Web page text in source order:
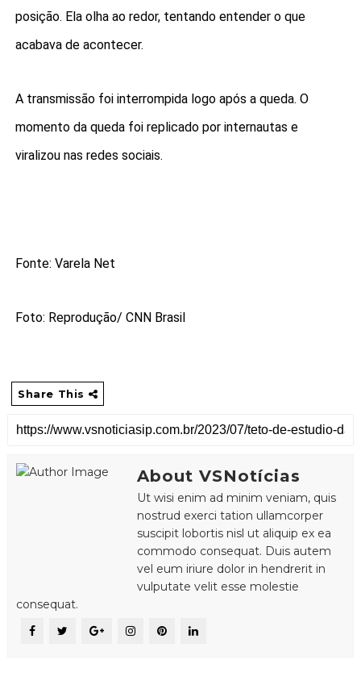
posição. Ela olha ao redor, tentando entender o que
acabava de acontecer.
A transmissão foi interrompida logo após a queda. O
momento da queda foi replicado por internautas e
viralizou nas redes sociais.
Fonte: Varela Net
Foto: Reprodução/ CNN Brasil
Share This
About VSNotícias
Ut wisi enim ad minim veniam, quis
nostrud exerci tation ullamcorper
suscipit lobortis nisl ut aliquip ex ea
commodo consequat. Duis autem
vel eum iriure dolor in hendrerit in
vulputate velit esse molestie
consequat.